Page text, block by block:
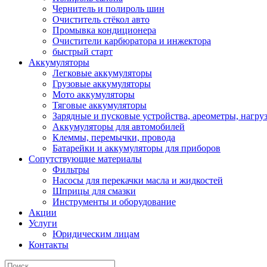
Чернитель и полироль шин
Очиститель стёкол авто
Промывка кондиционера
Очистители карбюратора и инжектора
быстрый старт
Аккумуляторы
Легковые аккумуляторы
Грузовые аккумуляторы
Мото аккумуляторы
Тяговые аккумуляторы
Зарядные и пусковые устройства, ареометры,
Аккумуляторы для автомобилей
Клеммы, перемычки, провода
Батарейки и аккумуляторы для приборов
Сопутствующие материалы
Фильтры
Насосы для перекачки масла и жидкостей
Шприцы для смазки
Инструменты и оборудование
Акции
Услуги
Юридическим лицам
Контакты